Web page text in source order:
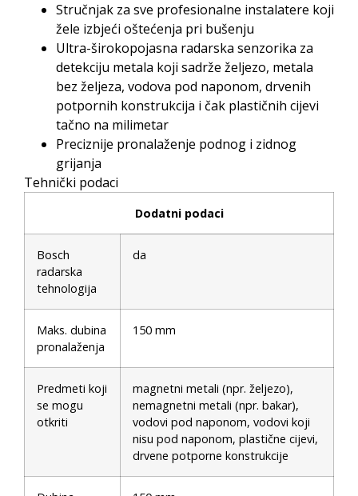
Stručnjak za sve profesionalne instalatere koji
žele izbjeći oštećenja pri bušenju
Ultra-širokopojasna radarska senzorika za
detekciju metala koji sadrže željezo, metala
bez željeza, vodova pod naponom, drvenih
potpornih konstrukcija i čak plastičnih cijevi
tačno na milimetar
Preciznije pronalaženje podnog i zidnog
grijanja
Tehnički podaci
Dodatni podaci
Bosch
radarska
tehnologija
da
Maks. dubina
pronalaženja
150 mm
Predmeti koji
se mogu
otkriti
magnetni metali (npr. željezo),
nemagnetni metali (npr. bakar),
vodovi pod naponom, vodovi koji
nisu pod naponom, plastične cijevi,
drvene potporne konstrukcije